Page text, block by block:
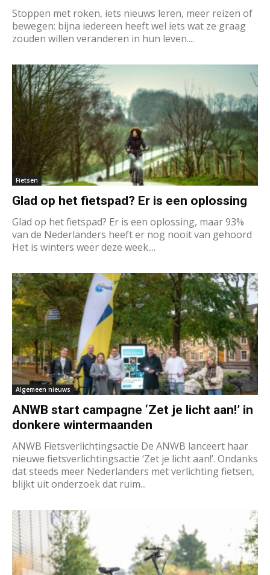
Stoppen met roken, iets nieuws leren, meer reizen of
bewegen: bijna iedereen heeft wel iets wat ze graag
zouden willen veranderen in hun leven....
Fietsen
Glad op het fietspad? Er is een oplossing
Glad op het fietspad? Er is een oplossing, maar 93%
van de Nederlanders heeft er nog nooit van gehoord
Het is winters weer deze week....
Algemeen nieuws
ANWB start campagne ‘Zet je licht aan!’ in
donkere wintermaanden
ANWB Fietsverlichtingsactie De ANWB lanceert haar
nieuwe fietsverlichtingsactie ‘Zet je licht aan!’. Ondanks
dat steeds meer Nederlanders met verlichting fietsen,
blijkt uit onderzoek dat ruim...